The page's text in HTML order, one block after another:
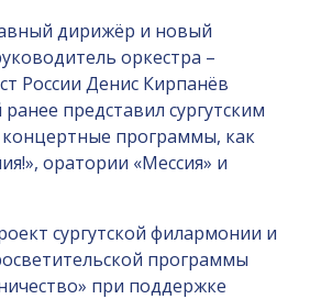
дирижёр и новый
оркестра –
России Денис Кирпанёв
представил сургутским
программы, как
оратории «Мессия» и
сургутской филармонии и
программы
при поддержке